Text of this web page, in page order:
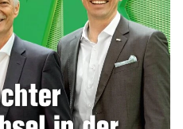
Fed und CLARITY
vor